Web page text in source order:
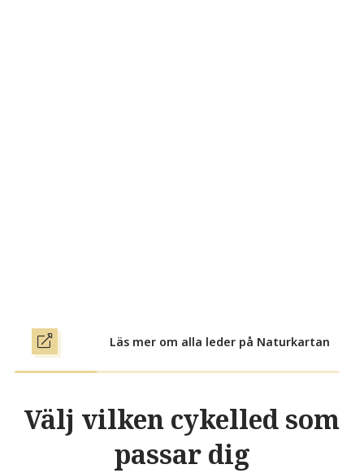
Läs mer om alla leder på Naturkartan
Välj vilken cykelled som
passar dig